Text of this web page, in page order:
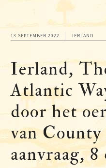
13 SEPTEMBER 2022 IERLAND
Ierland,
Atlantic
door het
van
aanvraag,